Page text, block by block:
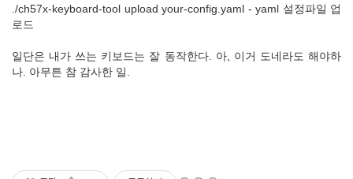
./ch57x-keyboard-tool upload your-config.yaml - yaml 설정파일 업
로드
일단은 내가 쓰는 키보드는 잘 동작한다. 아, 이거 도네라도 해야하
나. 아무튼 참 감사한 일.